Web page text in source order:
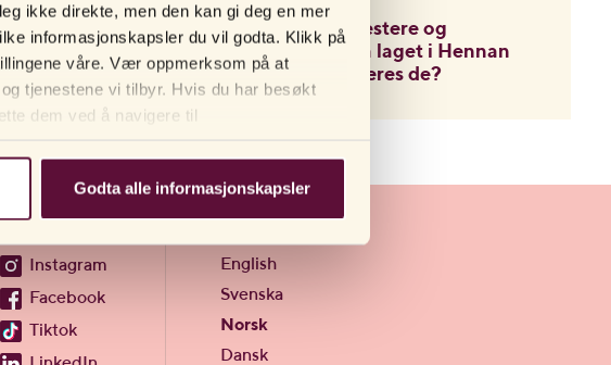
ikke direkte, men den kan gi deg en mer
informasjonskapsler du vil godta. Klikk på
våre. Vær oppmerksom på at
tjenestene vi tilbyr. Hvis du har besøkt
dem ved å navigere til
Godta alle informasjonskapsler
Er glidemiddel, testere og
kosttilskudd også laget i Hennan
eller hvor produseres de?
Instagram
Facebook
Tiktok
English
Svenska
Norsk
Dansk